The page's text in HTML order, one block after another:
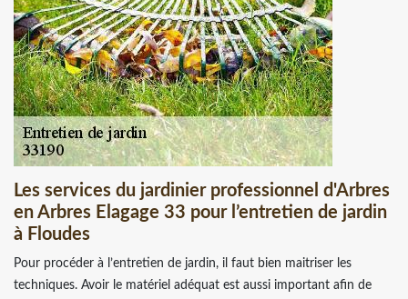
Les services du jardinier professionnel d'Arbres
en Arbres Elagage 33 pour l’entretien de jardin
à Floudes
Pour procéder à l’entretien de jardin, il faut bien maitriser les
techniques. Avoir le matériel adéquat est aussi important afin de